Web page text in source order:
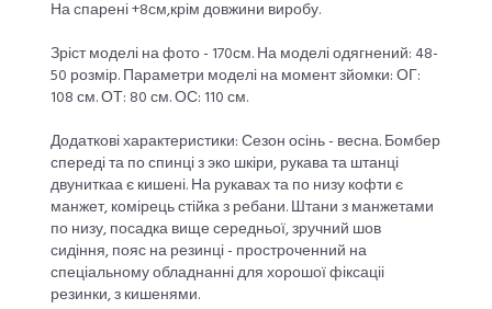
На спарені +8см,крім довжини виробу.
Зріст моделі на фото - 170см. На моделі одягнений: 48-
50 розмір. Параметри моделі на момент зйомки: ОГ:
108 см. ОТ: 80 см. ОС: 110 см.
Додаткові характеристики: Сезон осінь - весна. Бомбер
спереді та по спинці з эко шкіри, рукава та штанці
двуниткаа є кишені. На рукавах та по низу кофти є
манжет, комірець стійка з ребани. Штани з манжетами
по низу, посадка вище середньої, зручний шов
сидіння, пояс на резинці - простроченний на
спеціальному обладнанні для хорошої фіксаціі
резинки, з кишенями.